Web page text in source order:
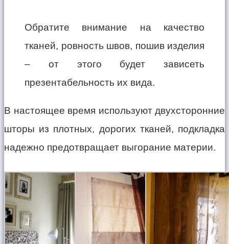
Обратите внимание на качество
тканей, ровность швов, пошив изделия
– от этого будет зависеть
презентабельность их вида.
В настоящее время используют двухсторонние
шторы из плотных, дорогих тканей, подкладка
надежно предотвращает выгорание материи.